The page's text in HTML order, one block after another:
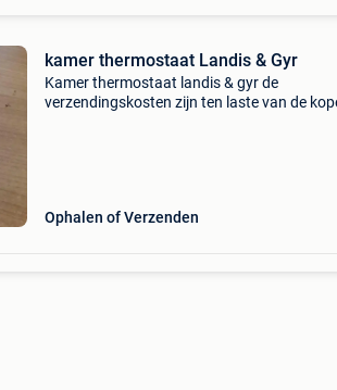
kamer thermostaat Landis & Gyr
Kamer thermostaat landis & gyr de
verzendingskosten zijn ten laste van de
Ophalen of Verzenden